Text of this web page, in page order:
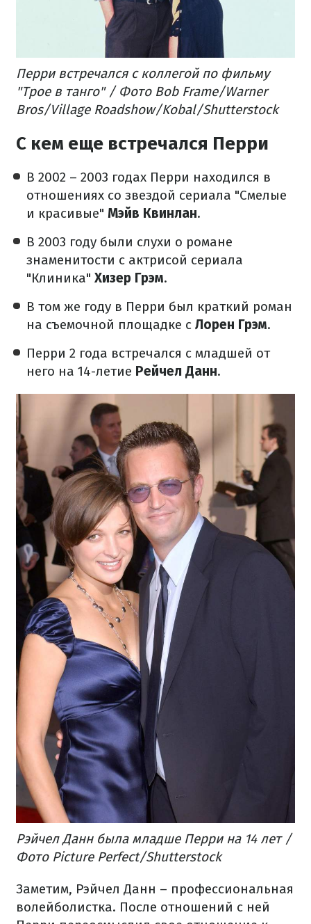
Перри встречался с коллегой по фильму
"Трое в танго" / Фото Bob Frame/Warner
Bros/Village Roadshow/Kobal/Shutterstock
С кем еще встречался Перри
В 2002 – 2003 годах Перри находился в
отношениях со звездой сериала "Смелые
и красивые" Мэйв Квинлан.
В 2003 году были слухи о романе
знаменитости с актрисой сериала
"Клиника" Хизер Грэм.
В том же году в Перри был краткий роман
на съемочной площадке с Лорен Грэм.
Перри 2 года встречался с младшей от
него на 14-летие Рейчел Данн.
Рэйчел Данн была младше Перри на 14 лет /
Фото Picture Perfect/Shutterstock
Заметим, Рэйчел Данн – профессиональная
волейболистка. После отношений с ней